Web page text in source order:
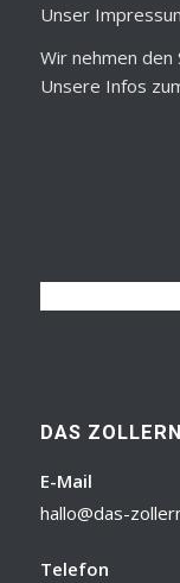
Unser
Wir nehmen den
Unsere Infos
DAS
E-Mail
hallo@das-
Telefon